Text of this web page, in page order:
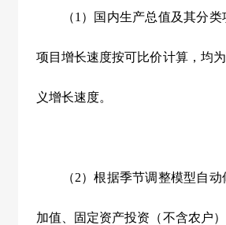
（1 ）国内生产总值及其分
项目增长速度按可比价计算，均
义增长速度。
（2）根据季节调整模型自
加值、固定资产投资（不含农户